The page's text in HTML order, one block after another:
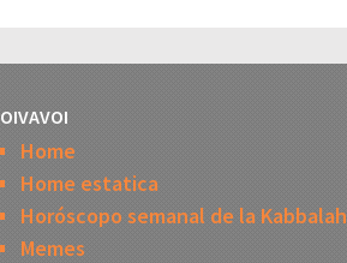
OIVAVOI
Home
Home estatica
Horóscopo semanal de la Kabbalah
Memes